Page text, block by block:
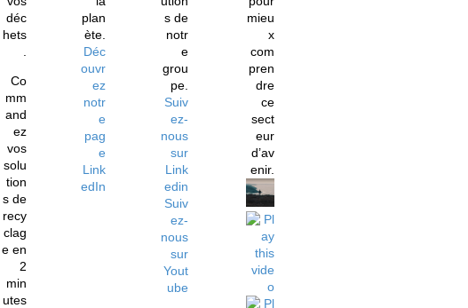
déc
hets
Co
mm
and
ez
vos
solu
tion
s de
recy
clag
e en
2
min
utes
plan
ète.
Déc
ouvr
ez
notr
e
pag
e
Link
edIn
s de
notr
e
grou
pe.
Suiv
ez-
nous
sur
Link
edin
Suiv
ez-
nous
sur
Yout
ube
mieu
x
com
pren
dre
ce
sect
eur
d’av
enir.